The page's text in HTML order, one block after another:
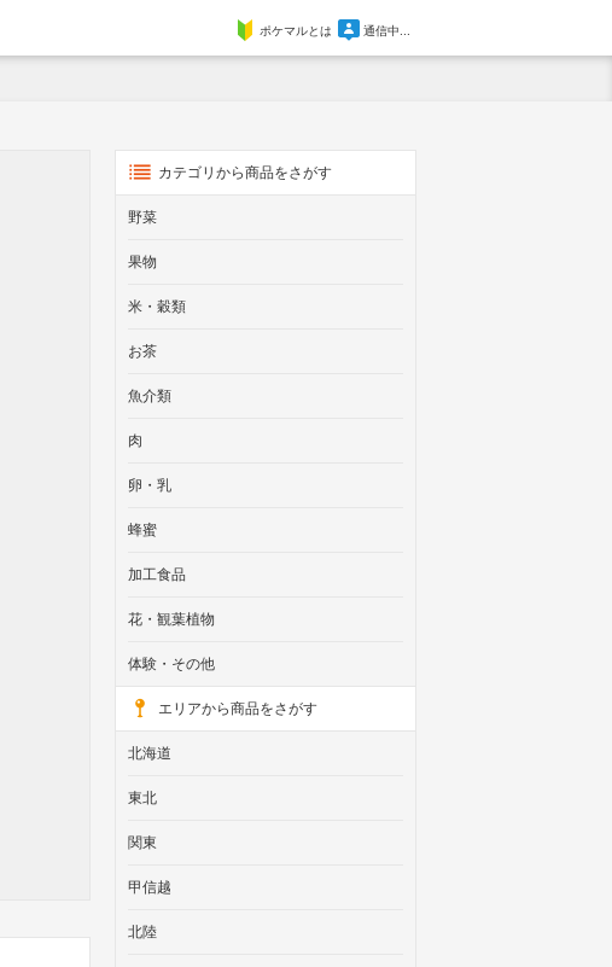
ポケマルとは 通信中...
カテゴリから商品をさがす
野菜
果物
米・穀類
お茶
魚介類
肉
卵・乳
蜂蜜
加工食品
花・観葉植物
体験・その他
エリアから商品をさがす
北海道
東北
関東
甲信越
北陸